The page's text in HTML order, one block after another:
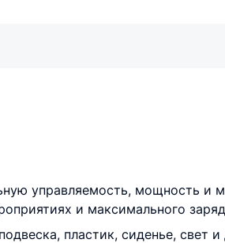
управляемость, мощность и
и максимального
пластик, сиденье, свет и